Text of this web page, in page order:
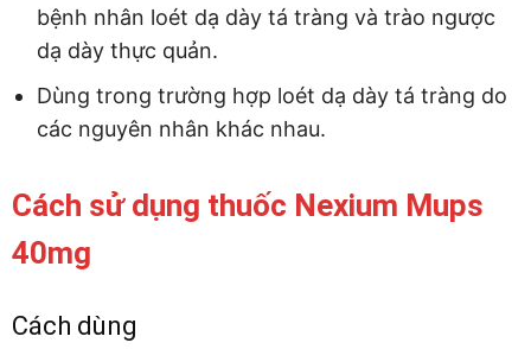
bệnh nhân loét dạ dày tá tràng và trào ngược
dạ dày thực quản.
Dùng trong trường hợp loét dạ dày tá tràng do
các nguyên nhân khác nhau.
Cách sử dụng thuốc Nexium Mups
40mg
Cách dùng